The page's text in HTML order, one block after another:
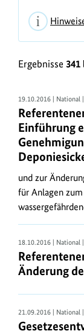
H
i
n
w
e
i
s
e
z
u
d
n
R
h
i
t
e
n
a
n
s
i
c
h
t
Ergebnisse 341
19.10.2016 | National
Einführung
und zur
für Anlagen
18.10.2016 | National
Änderung
21.09.2016 | National